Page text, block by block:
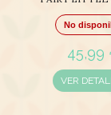
No
45,99
VER